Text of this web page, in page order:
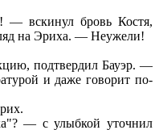
вскинул бровь Костя,
на Эриха. — Неужели!
подтвердил Бауэр. —
и даже говорит по-
— с улыбкой уточнил